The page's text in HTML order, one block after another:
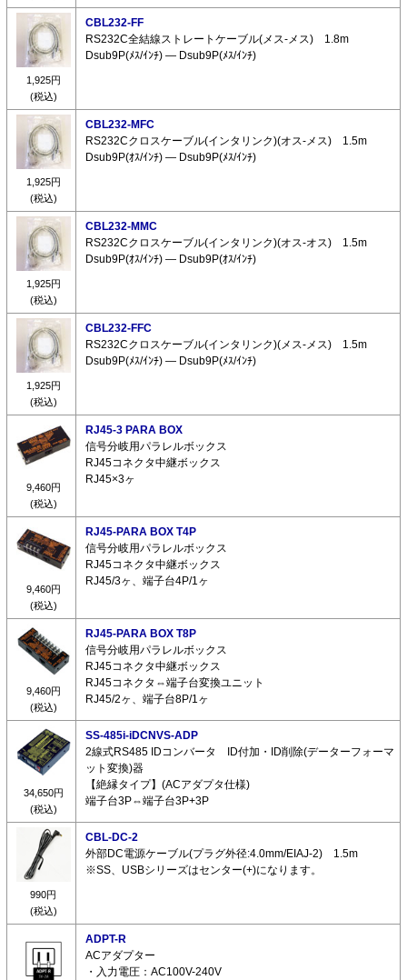
1,925円
(税込)
CBL232-FF
RS232C全結線ストレートケーブル(メス-メス) 1.8m
Dsub9P(ﾒｽ/ｲﾝﾁ) ― Dsub9P(ﾒｽ/ｲﾝﾁ)
1,925円
(税込)
CBL232-MFC
RS232Cクロスケーブル(インタリンク)(オス-メス) 1.5m
Dsub9P(ｵｽ/ｲﾝﾁ) ― Dsub9P(ﾒｽ/ｲﾝﾁ)
1,925円
(税込)
CBL232-MMC
RS232Cクロスケーブル(インタリンク)(オス-オス) 1.5m
Dsub9P(ｵｽ/ｲﾝﾁ) ― Dsub9P(ｵｽ/ｲﾝﾁ)
1,925円
(税込)
CBL232-FFC
RS232Cクロスケーブル(インタリンク)(メス-メス) 1.5m
Dsub9P(ﾒｽ/ｲﾝﾁ) ― Dsub9P(ﾒｽ/ｲﾝﾁ)
9,460円
(税込)
RJ45-3 PARA BOX
信号分岐用パラレルボックス
RJ45コネクタ中継ボックス
RJ45×3ヶ
9,460円
(税込)
RJ45-PARA BOX T4P
信号分岐用パラレルボックス
RJ45コネクタ中継ボックス
RJ45/3ヶ、端子台4P/1ヶ
9,460円
(税込)
RJ45-PARA BOX T8P
信号分岐用パラレルボックス
RJ45コネクタ中継ボックス
RJ45コネクタ⇔端子台変換ユニット
RJ45/2ヶ、端子台8P/1ヶ
34,650円
(税込)
SS-485i-iDCNVS-ADP
2線式RS485 IDコンバータ ID付加・ID削除(データーフォーマ
ット変換)器
【絶縁タイプ】(ACアダプタ仕様)
端子台3P⇔端子台3P+3P
990円
(税込)
CBL-DC-2
外部DC電源ケーブル(プラグ外径:4.0mm/EIAJ-2) 1.5m
※SS、USBシリーズはセンター(+)になります。
ADPT-R
ACアダプター
・入力電圧：AC100V-240V